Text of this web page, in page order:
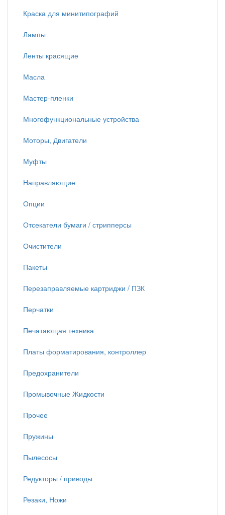
Краска для минитипографий
Лампы
Ленты красящие
Масла
Мастер-пленки
Многофункциональные устройства
Моторы, Двигатели
Муфты
Направляющие
Опции
Отсекатели бумаги / стрипперсы
Очистители
Пакеты
Перезаправляемые картриджи / ПЗК
Перчатки
Печатающая техника
Платы форматирования, контроллер
Предохранители
Промывочные Жидкости
Прочее
Пружины
Пылесосы
Редукторы / приводы
Резаки, Ножи